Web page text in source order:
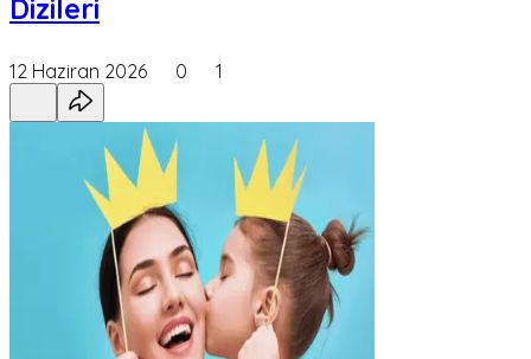
Dizileri
12 Haziran 2026 0 1